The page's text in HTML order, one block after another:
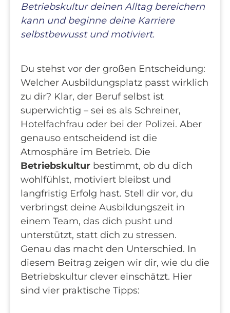
Betriebskultur deinen Alltag bereichern
kann und beginne deine Karriere
selbstbewusst und motiviert.
Du stehst vor der großen Entscheidung:
Welcher Ausbildungsplatz passt wirklich
zu dir? Klar, der Beruf selbst ist
superwichtig – sei es als Schreiner,
Hotelfachfrau oder bei der Polizei. Aber
genauso entscheidend ist die
Atmosphäre im Betrieb. Die
Betriebskultur bestimmt, ob du dich
wohlfühlst, motiviert bleibst und
langfristig Erfolg hast. Stell dir vor, du
verbringst deine Ausbildungszeit in
einem Team, das dich pusht und
unterstützt, statt dich zu stressen.
Genau das macht den Unterschied. In
diesem Beitrag zeigen wir dir, wie du die
Betriebskultur clever einschätzt. Hier
sind vier praktische Tipps: